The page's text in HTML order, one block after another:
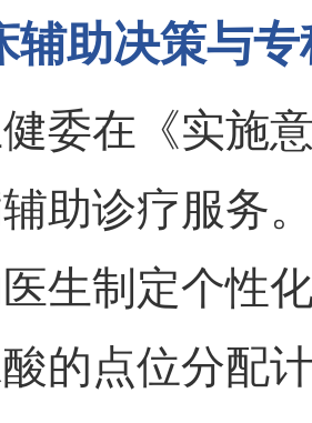
辅助决策与
委在《实施
助诊疗服务
生制定个性
的点位分配